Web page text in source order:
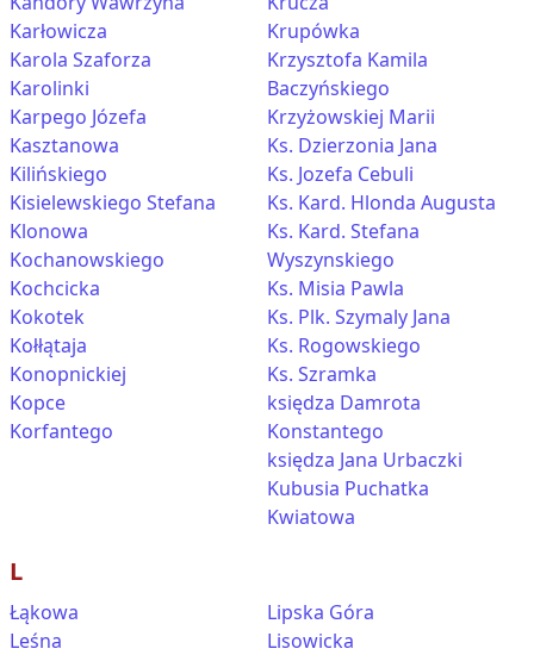
Karłowicza
Karola Szaforza
Karolinki
Karpego Józefa
Kasztanowa
Kilińskiego
Kisielewskiego Stefana
Klonowa
Kochanowskiego
Kochcicka
Kokotek
Kołłątaja
Konopnickiej
Kopce
Korfantego
Krupówka
Krzysztofa Kamila
Baczyńskiego
Krzyżowskiej Marii
Ks. Dzierzonia Jana
Ks. Jozefa Cebuli
Ks. Kard. Hlonda Augusta
Ks. Kard. Stefana
Wyszynskiego
Ks. Misia Pawla
Ks. Plk. Szymaly Jana
Ks. Rogowskiego
Ks. Szramka
księdza Damrota
Konstantego
księdza Jana Urbaczki
Kubusia Puchatka
Kwiatowa
L
Łąkowa
Leśna
Lipska Góra
Lisowicka